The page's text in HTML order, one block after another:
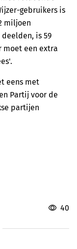
gebruikers is
miljoen
is 59
moet een extra
eens met
Partij voor de
partijen
40